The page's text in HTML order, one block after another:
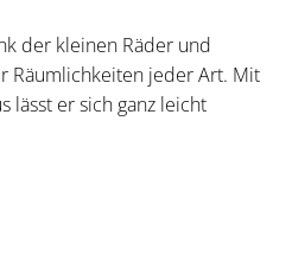
der kleinen Räder und
Räumlichkeiten jeder Art. Mit
lässt er sich ganz leicht